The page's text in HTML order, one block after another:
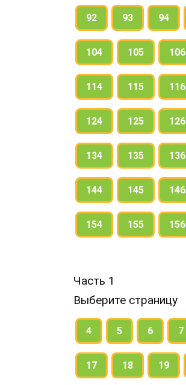
92 93 94
104 105 106
114 115 116
124 125 126
134 135 136
144 145 146
154 155 156
Часть 1
Выберите страницу
4 5 6 7
17 18 19